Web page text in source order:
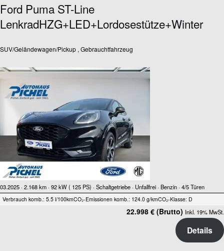
Ford Puma ST-Line
LenkradHZG+LED+Lordosestütze+Winter
SUV/Geländewagen/Pickup , Gebrauchtfahrzeug
03.2025 · 2.168 km · 92 kW ( 125 PS) · Schaltgetriebe · Unfallfrei · Benzin · 4/5 Türen
Verbrauch komb.: 5.5 l/100kmCO₂-Emissionen komb.: 124.0 g/kmCO₂-Klasse: D
22.998 € (Brutto) Inkl. 19% MwSt.
Details